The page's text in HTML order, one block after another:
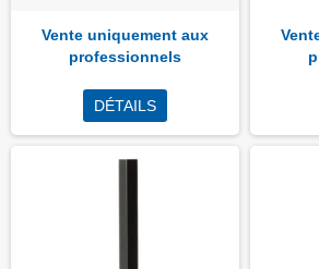
Vente uniquement aux
professionnels
DÉTAILS